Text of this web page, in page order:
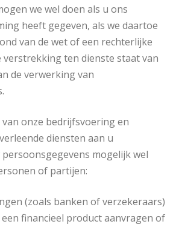
we wel doen als u ons
heeft gegeven, als we daartoe
van de wet of een rechterlijke
verstrekking ten dienste staat van
de verwerking van
onze bedrijfsvoering en
diensten aan u
mogelijk wel
of partijen:
(zoals banken of verzekeraars)
financieel product aanvragen of